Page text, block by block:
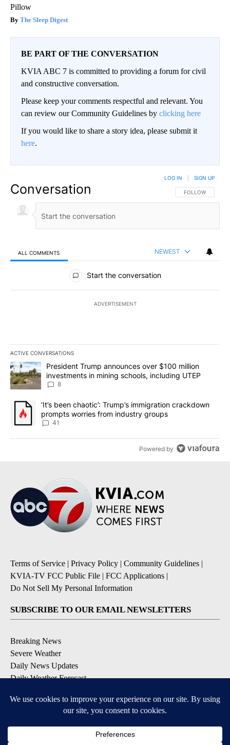
Pillow
The Sleep Digest
BE PART OF THE CONVERSATION
KVIA ABC 7 is committed to providing a forum for civil
and constructive conversation.
Please keep your comments respectful and relevant. You
can review our Community Guidelines by clicking here
If you would like to share a story idea, please submit it
here.
Conversation FOLLOW THIS
FOLLOW
LOG IN SIGN UP
ALL COMMENTS NEWEST
All Comments
Start the conversation
ADVERTISEMENT
ACTIVE CONVERSATIONS
The following is a list of the most commented articles in the last
A trending article titled "President Trump announces over $100
President Trump announces over $100 million
investments in mining schools, including UTEP
8
A trending article titled "‘It’s been chaotic’: Trump’s
‘It’s been chaotic’: Trump’s immigration crackdown
prompts worries from industry groups
41
Powered by
Terms of Service | Privacy Policy | Community Guidelines |
KVIA-TV FCC Public File | FCC Applications |
Do Not Sell My Personal Information
SUBSCRIBE TO OUR EMAIL NEWSLETTERS
Breaking News
Severe Weather
Daily News Updates
Daily Weather Forecast
Contests & Promotions
DOWNLOAD OUR APPS